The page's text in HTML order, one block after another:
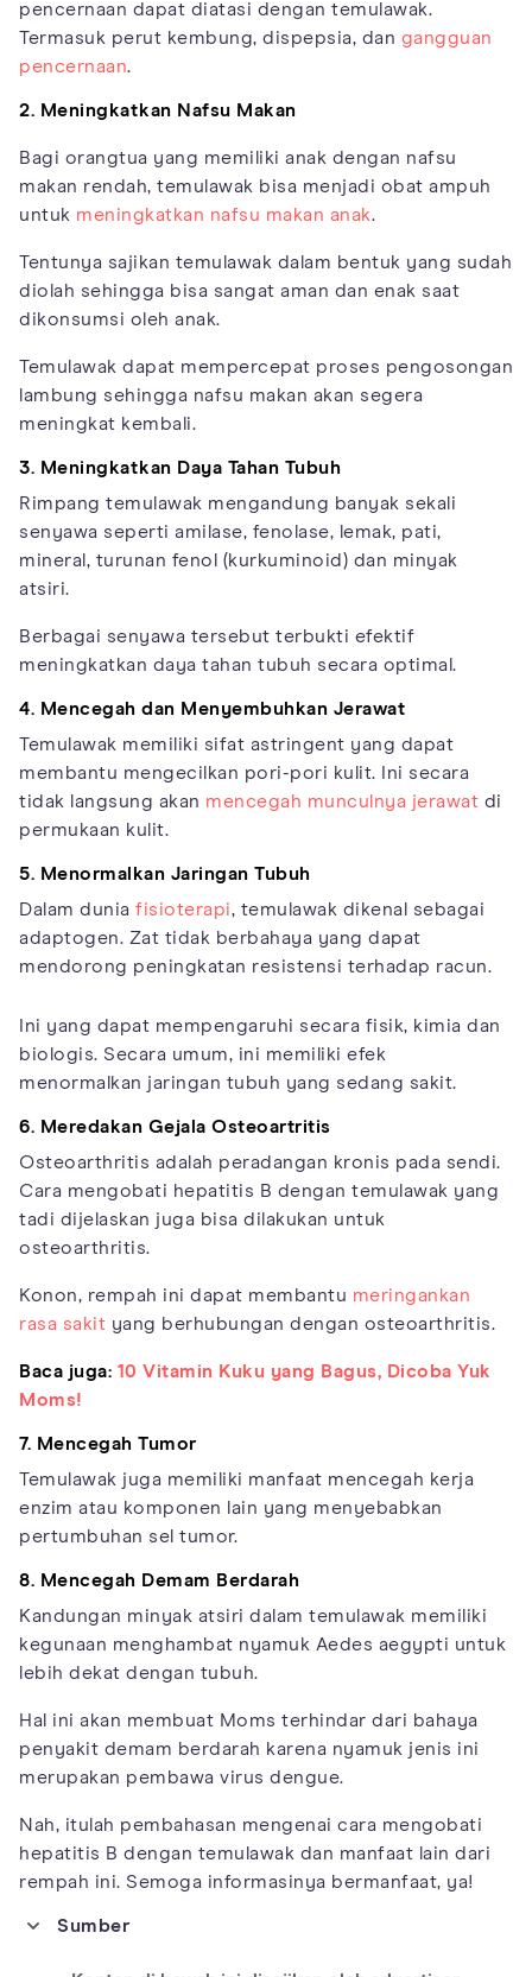
pencernaan dapat diatasi dengan temulawak.
Termasuk perut kembung, dispepsia, dan gangguan
pencernaan.
2. Meningkatkan Nafsu Makan
Bagi orangtua yang memiliki anak dengan nafsu
makan rendah, temulawak bisa menjadi obat ampuh
untuk meningkatkan nafsu makan anak.
Tentunya sajikan temulawak dalam bentuk yang sudah
diolah sehingga bisa sangat aman dan enak saat
dikonsumsi oleh anak.
Temulawak dapat mempercepat proses pengosongan
lambung sehingga nafsu makan akan segera
meningkat kembali.
3. Meningkatkan Daya Tahan Tubuh
Rimpang temulawak mengandung banyak sekali
senyawa seperti amilase, fenolase, lemak, pati,
mineral, turunan fenol (kurkuminoid) dan minyak
atsiri.
Berbagai senyawa tersebut terbukti efektif
meningkatkan daya tahan tubuh secara optimal.
4. Mencegah dan Menyembuhkan Jerawat
Temulawak memiliki sifat astringent yang dapat
membantu mengecilkan pori-pori kulit. Ini secara
tidak langsung akan mencegah munculnya jerawat di
permukaan kulit.
5. Menormalkan Jaringan Tubuh
Dalam dunia fisioterapi, temulawak dikenal sebagai
adaptogen. Zat tidak berbahaya yang dapat
mendorong peningkatan resistensi terhadap racun.
Ini yang dapat mempengaruhi secara fisik, kimia dan
biologis. Secara umum, ini memiliki efek
menormalkan jaringan tubuh yang sedang sakit.
6. Meredakan Gejala Osteoartritis
Osteoarthritis adalah peradangan kronis pada sendi.
Cara mengobati hepatitis B dengan temulawak yang
tadi dijelaskan juga bisa dilakukan untuk
osteoarthritis.
Konon, rempah ini dapat membantu meringankan
rasa sakit yang berhubungan dengan osteoarthritis.
Baca juga: 10 Vitamin Kuku yang Bagus, Dicoba Yuk
Moms!
7. Mencegah Tumor
Temulawak juga memiliki manfaat mencegah kerja
enzim atau komponen lain yang menyebabkan
pertumbuhan sel tumor.
8. Mencegah Demam Berdarah
Kandungan minyak atsiri dalam temulawak memiliki
kegunaan menghambat nyamuk Aedes aegypti untuk
lebih dekat dengan tubuh.
Hal ini akan membuat Moms terhindar dari bahaya
penyakit demam berdarah karena nyamuk jenis ini
merupakan pembawa virus dengue.
Nah, itulah pembahasan mengenai cara mengobati
hepatitis B dengan temulawak dan manfaat lain dari
rempah ini. Semoga informasinya bermanfaat, ya!
Sumber